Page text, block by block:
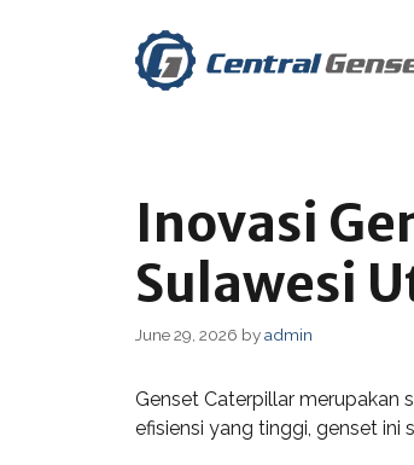
Inovasi
Sulawesi
June 29, 2026 byadmin
Genset Caterpillar merupakan
efisiensi yang tinggi, genset